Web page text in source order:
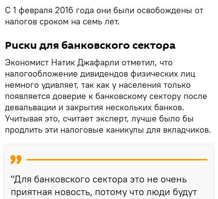
С 1 февраля 2016 года они были освобождены от
налогов сроком на семь лет.
Риски для банковского сектора
Экономист Натик Джафарли отметил, что
налогообложение дивидендов физических лиц
немного удивляет, так как у населения только
появляется доверие к банковскому сектору после
девальвации и закрытия нескольких банков.
Учитывая это, считает эксперт, лучше было бы
продлить эти налоговые каникулы для вкладчиков.
"Для банковского сектора это не очень
приятная новость, потому что люди будут